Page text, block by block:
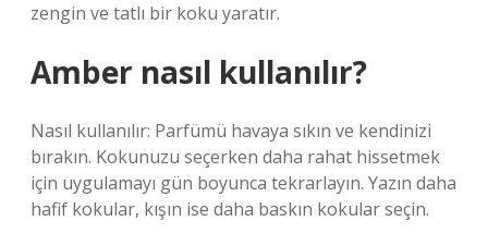
zengin ve tatlı bir koku yaratır.
Amber nasıl kullanılır?
Nasıl kullanılır: Parfümü havaya sıkın ve kendinizi
bırakın. Kokunuzu seçerken daha rahat hissetmek
için uygulamayı gün boyunca tekrarlayın. Yazın daha
hafif kokular, kışın ise daha baskın kokular seçin.